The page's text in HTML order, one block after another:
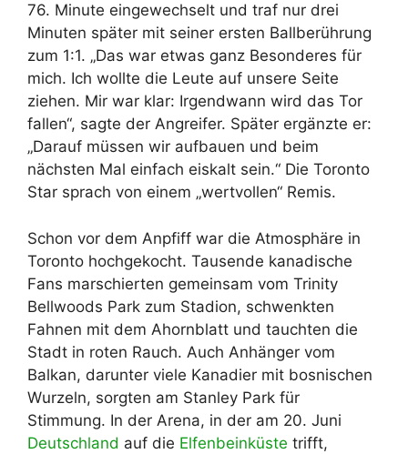
76. Minute eingewechselt und traf nur drei
Minuten später mit seiner ersten Ballberührung
zum 1:1. „Das war etwas ganz Besonderes für
mich. Ich wollte die Leute auf unsere Seite
ziehen. Mir war klar: Irgendwann wird das Tor
fallen“, sagte der Angreifer. Später ergänzte er:
„Darauf müssen wir aufbauen und beim
nächsten Mal einfach eiskalt sein.“ Die Toronto
Star sprach von einem „wertvollen“ Remis.
Schon vor dem Anpfiff war die Atmosphäre in
Toronto hochgekocht. Tausende kanadische
Fans marschierten gemeinsam vom Trinity
Bellwoods Park zum Stadion, schwenkten
Fahnen mit dem Ahornblatt und tauchten die
Stadt in roten Rauch. Auch Anhänger vom
Balkan, darunter viele Kanadier mit bosnischen
Wurzeln, sorgten am Stanley Park für
Stimmung. In der Arena, in der am 20. Juni
Deutschland auf die Elfenbeinküste trifft,